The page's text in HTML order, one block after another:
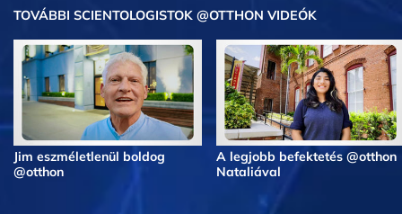
TOVÁBBI SCIENTOLOGISTOK @OTTHON VIDEÓK
Jim eszméletlenül boldog
@otthon
A legjobb befektetés @otthon
Nataliával